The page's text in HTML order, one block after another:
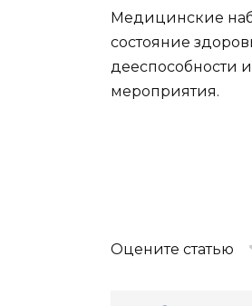
Медицинские
состояние
дееспособности
мероприятия.
Оцените статью